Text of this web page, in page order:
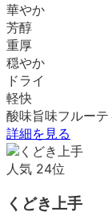
華やか
芳醇
重厚
穏やか
ドライ
軽快
酸味旨味フルーテ
詳細を見る
人気 24位
くどき上手